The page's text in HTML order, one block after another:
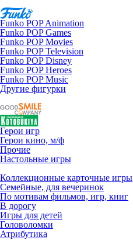
Funko POP Animation
Funko POP Games
Funko POP Movies
Funko POP Television
Funko POP Disney
Funko POP Heroes
Funko POP Music
Другие фигурки
Герои игр
Герои кино, м/ф
Прочие
Настольные игры
Коллекционные карточные игры
Семейные, для вечеринок
По мотивам фильмов, игр, книг
В дорогу
Игры для детей
Головоломки
Атрибутика